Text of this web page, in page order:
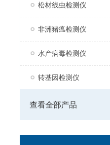
松材线虫检测仪
非洲猪瘟检测仪
水产病毒检测仪
转基因检测仪
查看全部产品